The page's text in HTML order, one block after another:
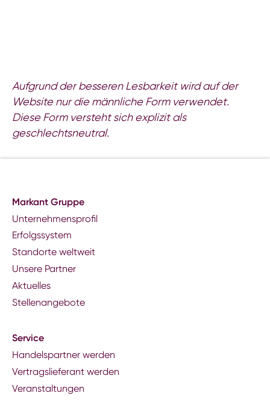
Aufgrund der besseren Lesbarkeit wird auf der
Website nur die männliche Form verwendet.
Diese Form versteht sich explizit als
geschlechtsneutral.
Markant Gruppe
Unternehmensprofil
Erfolgssystem
Standorte weltweit
Unsere Partner
Aktuelles
Stellenangebote
Service
Handelspartner werden
Vertragslieferant werden
Veranstaltungen